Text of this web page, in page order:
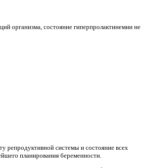
организма, состояние гиперпролактинемии не
репродуктивной системы и состояние всех
планирования беременности.